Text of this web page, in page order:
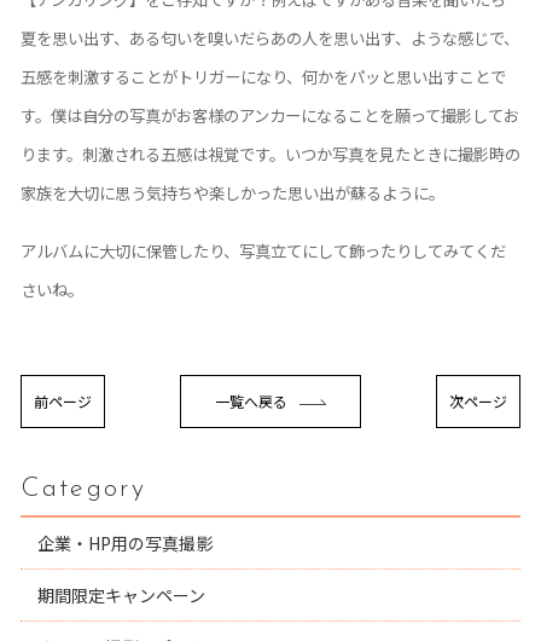
夏を思い出す、ある匂いを嗅いだらあの人を思い出す、ような感じで、
五感を刺激することがトリガーになり、何かをパッと思い出すことで
す。僕は自分の写真がお客様のアンカーになることを願って撮影してお
ります。刺激される五感は視覚です。いつか写真を見たときに撮影時の
家族を大切に思う気持ちや楽しかった思い出が蘇るように。
アルバムに大切に保管したり、写真立てにして飾ったりしてみてくだ
さいね。
前ページ 一覧へ戻る 次ページ
Category
企業・HP用の写真撮影
期間限定キャンペーン